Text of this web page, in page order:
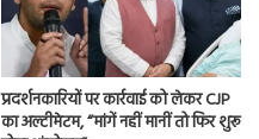
प्रदर्शनकारियों पर कार्रवाई को लेकर CJP
का अल्टीमेटम, “मांगें नहीं मानीं तो फिर शुरू